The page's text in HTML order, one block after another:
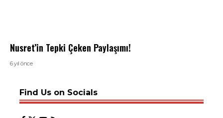
Nusret’in Tepki Çeken Paylaşımı!
6 yıl önce
Find Us on Socials